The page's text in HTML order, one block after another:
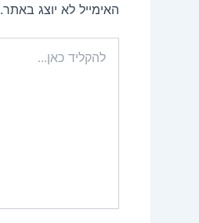
האימייל לא יוצג באתר.
כאן...